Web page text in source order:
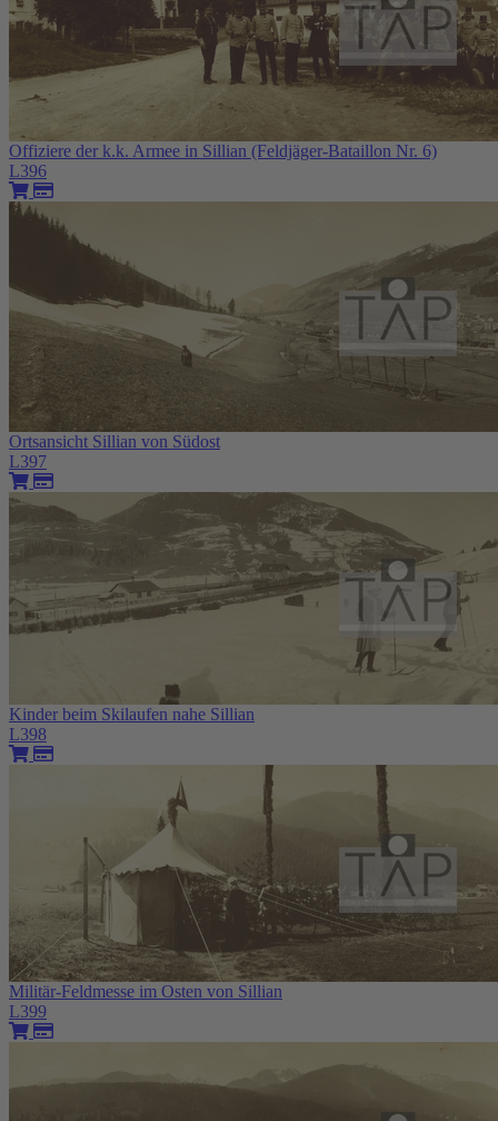
Offiziere der k.k. Armee in Sillian (Feldjäger-Bataillon Nr. 6)
L396
Ortsansicht Sillian von Südost
L397
Kinder beim Skilaufen nahe Sillian
L398
Militär-Feldmesse im Osten von Sillian
L399